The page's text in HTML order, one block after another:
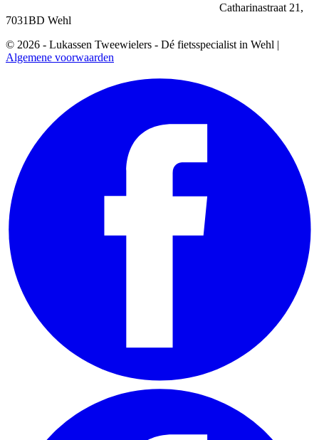
Catharinastraat 21,
7031BD Wehl
© 2026 - Lukassen Tweewielers - Dé fietsspecialist in Wehl |
Algemene voorwaarden